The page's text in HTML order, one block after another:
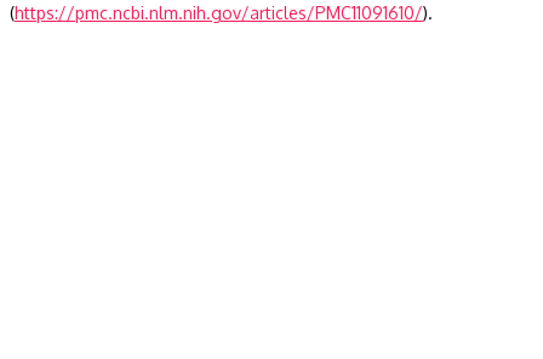
(https://pmc.ncbi.nlm.nih.gov/articles/PMC11091610/).